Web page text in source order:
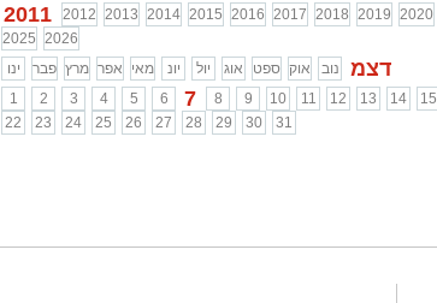
2011 2012 2013 2014 2015 2016 2017 2018 2019 2020
2025 2026
ינו
פבר מרץ אפר מאי יונ יול אוג ספט אוק נוב דצמ
1 2 3 4 5 6 7 8 9 10 11 12 13 14 15
22
23 24 25 26 27 28 29 30 31